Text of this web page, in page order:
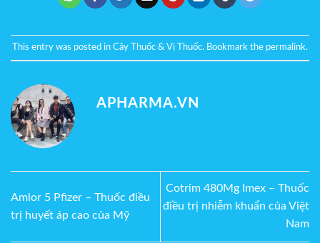
This entry was posted in Cây Thuốc & Vị Thuốc. Bookmark the permalink.
APHARMA.VN
Amlor 5 Pfizer – Thuốc điều
trị huyết áp cao của Mỹ
Cotrim 480Mg Imex – Thuốc
điều trị nhiễm khuẩn của Việt
Nam